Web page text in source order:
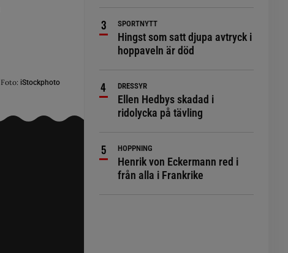
Foto: iStockphoto
SPORTNYTT
Hingst som satt djupa avtryck i
hoppaveln är död
DRESSYR
Ellen Hedbys skadad i
ridolycka på tävling
HOPPNING
Henrik von Eckermann red i
från alla i Frankrike